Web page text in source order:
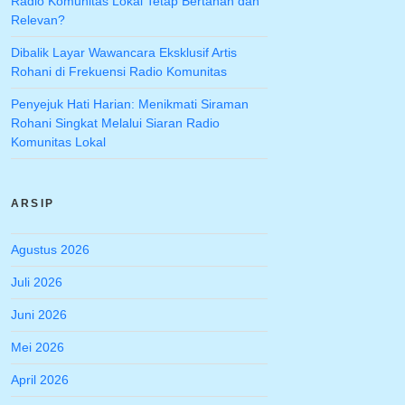
Relevan?
Dibalik Layar Wawancara Eksklusif Artis
Rohani di Frekuensi Radio Komunitas
Penyejuk Hati Harian: Menikmati Siraman
Rohani Singkat Melalui Siaran Radio
Komunitas Lokal
ARSIP
Agustus 2026
Juli 2026
Juni 2026
Mei 2026
April 2026